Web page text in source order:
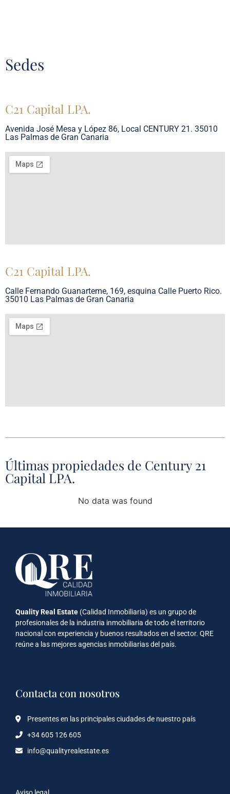
Sedes
C21 Capital LPA.
Avenida José Mesa y López 86, Local CENTURY 21. 35010
Las Palmas de Gran Canaria
C21 Capital LPA.
Calle Fernando Guanarteme, 169, esquina Calle Puerto Rico.
35010 Las Palmas de Gran Canaria
Últimas propiedades de Century 21
Capital LPA.
No data was found
Quality Real Estate (Calidad Inmobiliaria) es un grupo de
profesionales de la industria inmobiliaria de todo el territorio
nacional con experiencia y buenos resultados en el sector. QRE
reúne a las mejores agencias inmobiliarias del país.
Contacta con nosotros
Presentes en las principales ciudades de nuestro país
+34 605 126 605
info@qualityrealestate.es